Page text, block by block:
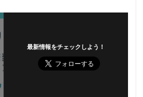
最新情報をチェックしよう！